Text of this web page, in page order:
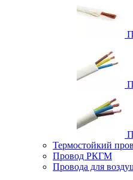
Термостойкий
Провод РКГМ
Провода для